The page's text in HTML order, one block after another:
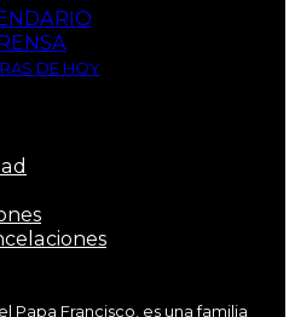
DE HOY
Papa Francisco, es una familia